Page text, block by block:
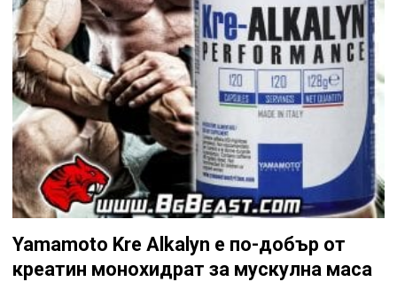
Yamamoto Kre Alkalyn е по-добър от
креатин монохидрат за мускулна маса